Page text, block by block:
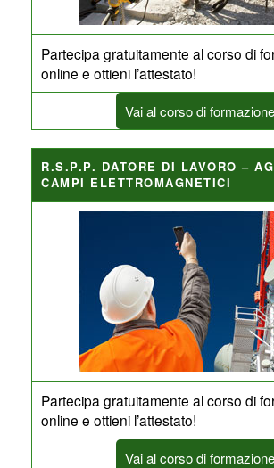
Partecipa gratuitamente al corso di
online e ottieni l’attestato!
Vai al corso di formazione
R.S.P.P. DATORE DI LAVORO –
CAMPI ELETTROMAGNETICI
Partecipa gratuitamente al corso di
online e ottieni l’attestato!
Vai al corso di formazione